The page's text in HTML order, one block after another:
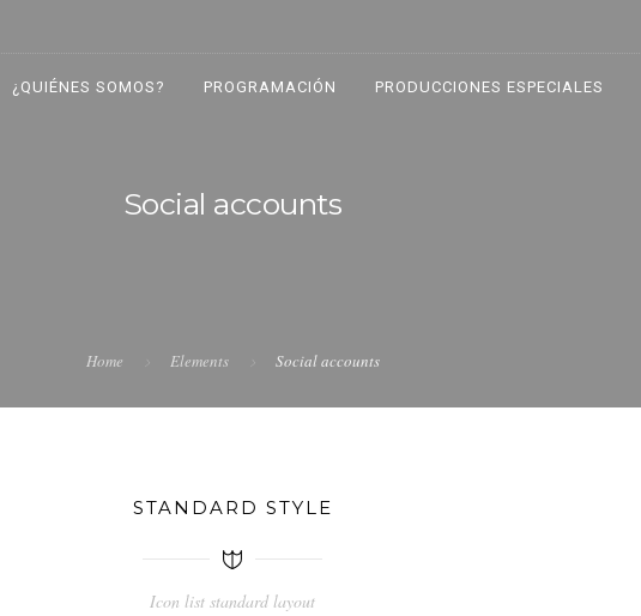
¿QUIÉNES SOMOS? PROGRAMACIÓN PRODUCCIONES ESPECIALES
Social accounts
Home Elements Social accounts
STANDARD STYLE
Icon list standard layout